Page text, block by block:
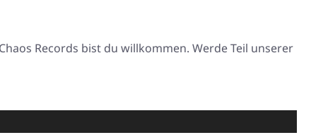
Records bist du willkommen. Werde Teil unserer